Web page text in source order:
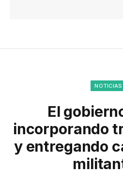
NOTICIAS
El
incorporando
y entregando